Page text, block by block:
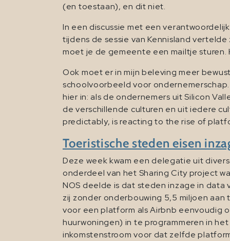
(en toestaan), en dit niet.
In een discussie met een
tijdens de sessie van Kennisland
moet je de gemeente een mailtje sturen.
Ook moet er in mijn beleving meer
schoolvoorbeeld voor
hier in: als de ondernemers uit Silicon
de verschillende culturen en uit iedere
predictably, is reacting to the rise of
Toeristische steden eisen
Deze week kwam een delegatie uit
onderdeel van het Sharing City project
NOS deelde is dat steden inzage in
zij zonder onderbouwing 5,5 miljoen
voor een platform als Airbnb eenvoudig
huurwoningen) in te programmeren in
inkomstenstroom voor dat zelfde